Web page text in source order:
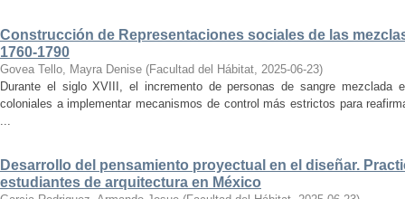
Construcción de Representaciones sociales de las
1760-1790
Govea Tello, Mayra Denise (Facultad del Hábitat, 2025-06-23)
Durante el siglo XVIII, el incremento de personas de sangre
coloniales a implementar mecanismos de control más estrictos para
...
Desarrollo del pensamiento proyectual en el diseñar.
estudiantes de arquitectura en México